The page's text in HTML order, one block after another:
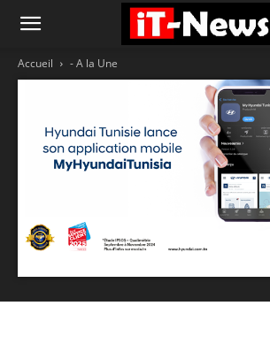
Accueil - A la Une